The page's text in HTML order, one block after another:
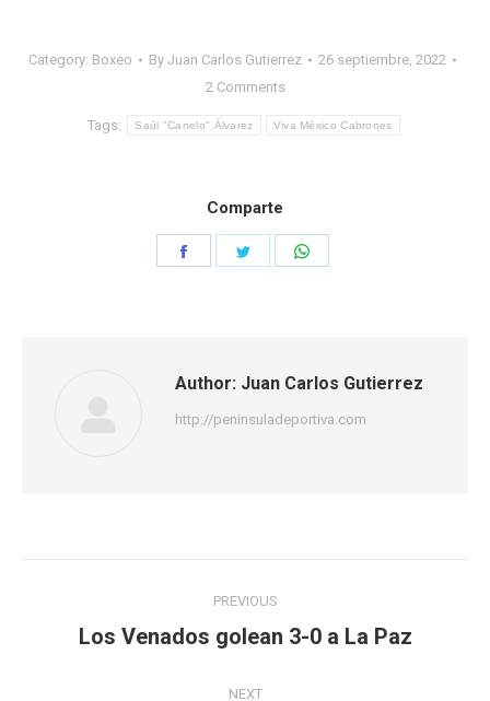
Category: Boxeo By Juan Carlos Gutierrez
26 septiembre, 2022
2 Comments
Tags: Saúl "Canelo" Álvarez Viva México Cabrones
Comparte
Share
Author: Juan Carlos Gutierrez
http://peninsuladeportiva.com
navigation
PREVIOUS
Previous
Los Venados golean 3-0 a La Paz
NEXT